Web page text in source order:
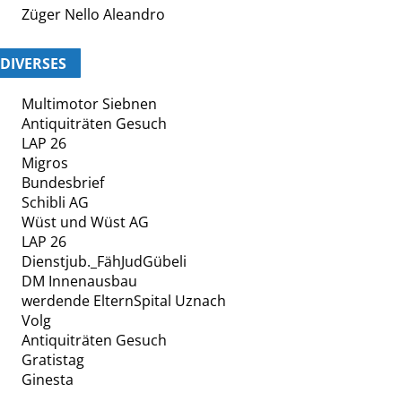
Züger Nello Aleandro
DIVERSES
Multimotor Siebnen
Antiquiträten Gesuch
LAP 26
Migros
Bundesbrief
Schibli AG
Wüst und Wüst AG
LAP 26
Dienstjub._FähJudGübeli
DM Innenausbau
werdende ElternSpital Uznach
Volg
Antiquiträten Gesuch
Gratistag
Ginesta